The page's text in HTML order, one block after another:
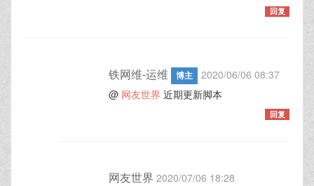
回复
铁网维-运维 博主
2020/06/06 08:37
@ 网友世界 近期更新脚本
回复
网友世界 2020/07/06 18:28